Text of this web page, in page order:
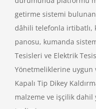
getirme sistemi
dâhili telefonla irtibatlı,
panosu, kumanda
Tesisleri ve Elektrik
Yönetmeliklerine uygun
Kapalı Tip Dikey
malzeme ve işçilik dahil